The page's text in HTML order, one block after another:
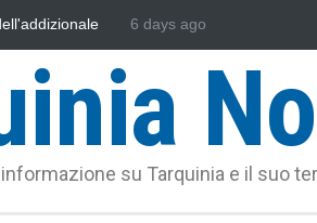
di Viterbo
Vincenzo Ferri, un
6 days ago
su Tarquinia e il suo